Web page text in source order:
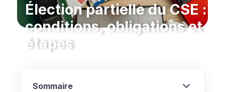
Élection partielle du CSE :
conditions, obligations et
étapes
Sommaire